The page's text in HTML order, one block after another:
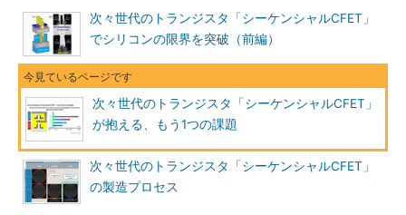
次々世代のトランジスタ「シーケンシャルCFET」
でシリコンの限界を突破（前編）
次々世代のトランジスタ「シーケンシャルCFET」
が抱える、もう1つの課題
次々世代のトランジスタ「シーケンシャルCFET」
の製造プロセス